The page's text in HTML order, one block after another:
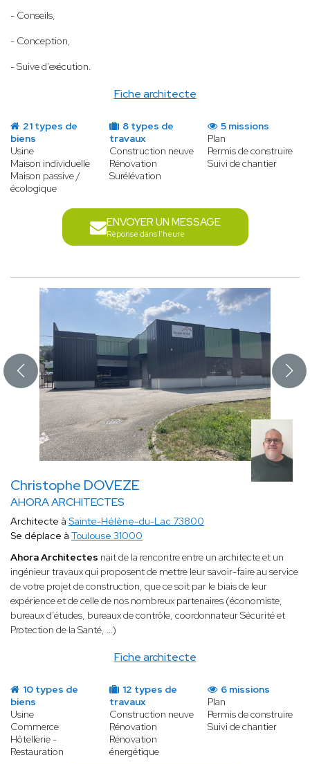
Fiche architecte
- Conseils,
- Conception,
- Suive d'exécution.
21 types de
biens
Usine
Maison individuelle
Maison passive /
écologique
8 types de
travaux
Construction neuve
Rénovation
Surélévation
5 missions
Plan
Permis de construire
Suivi de chantier
ENVOYER UN MESSAGE
Réponse dans l'heure
Christophe DOVEZE
AHORA ARCHITECTES
Fiche architecte
Architecte à Sainte-Hélène-du-Lac 73800
Se déplace à Toulouse 31000
Ahora Architectes nait de la rencontre entre un architecte et un
ingénieur travaux qui proposent de mettre leur savoir-faire au service
de votre projet de construction, que ce soit par le biais de leur
expérience et de celle de nos nombreux partenaires (économiste,
bureaux d’études, bureaux de contrôle, coordonnateur Sécurité et
Protection de la Santé, …)
10 types de
biens
Usine
Commerce
Hôtellerie -
Restauration
12 types de
travaux
Construction neuve
Rénovation
Rénovation
énergétique
6 missions
Plan
Permis de construire
Suivi de chantier